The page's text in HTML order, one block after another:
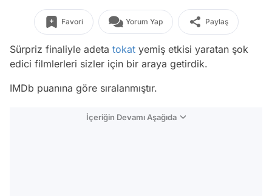
Favori Yorum Yap Paylaş
Sürpriz finaliyle adeta tokat yemiş etkisi yaratan şok
edici filmlerleri sizler için bir araya getirdik.
IMDb puanına göre sıralanmıştır.
İçeriğin Devamı Aşağıda